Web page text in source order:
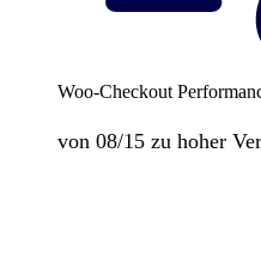
Woo-Checkout
von 08/15 zu hoher